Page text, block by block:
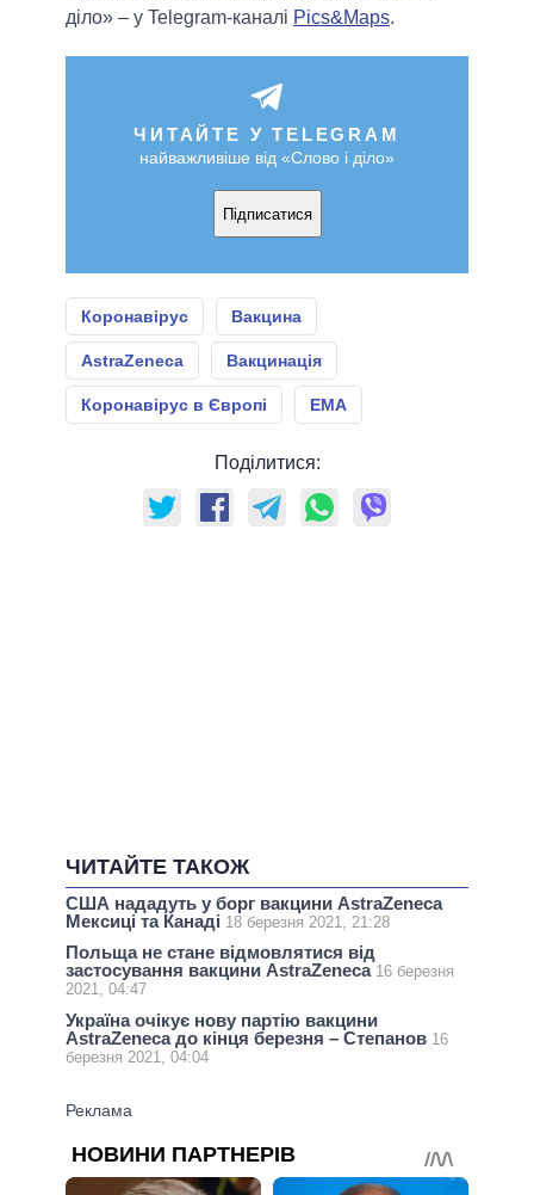
діло» – у Telegram-каналі Pics&Maps.
ЧИТАЙТЕ У TELEGRAM
найважливіше від «Слово і діло»
Підписатися
Коронавірус Вакцина
AstraZeneca Вакцинація
Коронавірус в Європі ЕМА
Поділитися:
ЧИТАЙТЕ ТАКОЖ
США нададуть у борг вакцини AstraZeneca
Мексиці та Канаді 18 березня 2021, 21:28
Польща не стане відмовлятися від
застосування вакцини AstraZeneca 16 березня
2021, 04:47
Україна очікує нову партію вакцини
AstraZeneca до кінця березня – Степанов 16
березня 2021, 04:04